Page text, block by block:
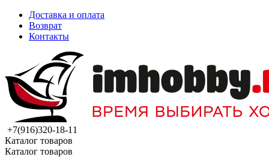
Доставка и оплата
Возврат
Контакты
+7(916)320-18-11
Каталог товаров
Каталог товаров